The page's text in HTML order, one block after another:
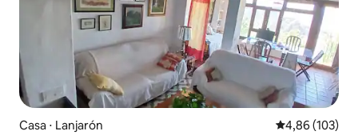
Casa ⋅ Lanjarón 4,86 de uma
4,86 (103)